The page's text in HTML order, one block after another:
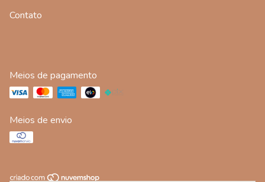
Contato
Meios de pagamento
Meios de envio